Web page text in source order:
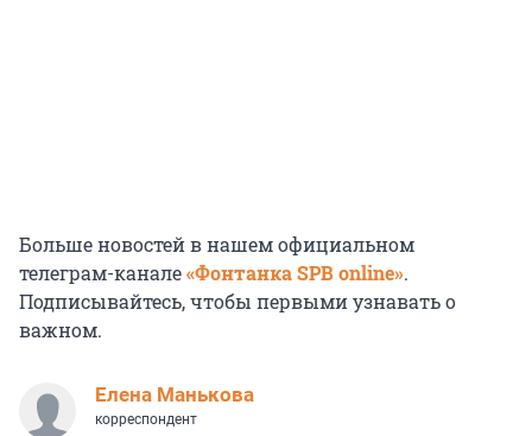
Больше новостей в нашем официальном
телеграм-канале«Фонтанка SPB online».
Подписывайтесь, чтобы первыми узнавать о
важном.
Елена Манькова
корреспондент